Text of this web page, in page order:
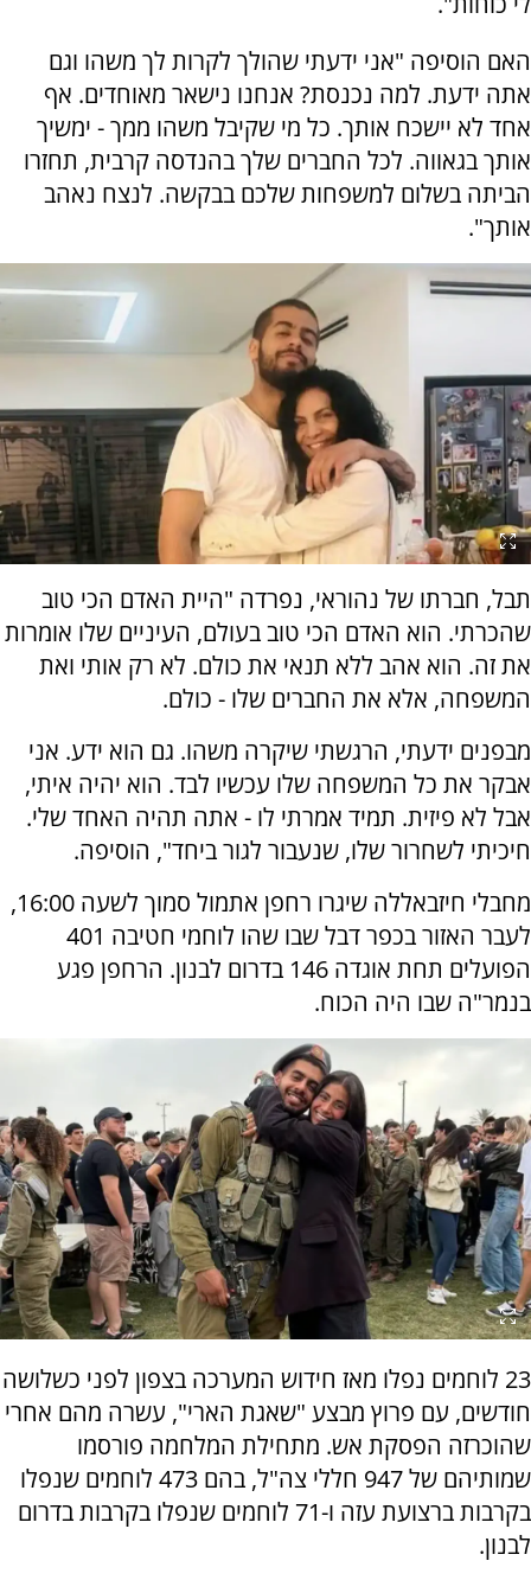
האם הוסיפה "אני ידעתי שהולך לקרות לך משהו וגם
אתה ידעת. למה נכנסת? אנחנו נישאר מאוחדים. אף
אחד לא יישכח אותך. כל מי שקיבל משהו ממך - ימשיך
אותך בגאווה. לכל החברים שלך בהנדסה קרבית, תחזרו
הביתה בשלום למשפחות שלכם בבקשה. לנצח נאהב
אותך".
תבל, חברתו של נהוראי, נפרדה "היית האדם הכי טוב
שהכרתי. הוא האדם הכי טוב בעולם, העיניים שלו אומרות
את זה. הוא אהב ללא תנאי את כולם. לא רק אותי ואת
המשפחה, אלא את החברים שלו - כולם.
מבפנים ידעתי, הרגשתי שיקרה משהו. גם הוא ידע. אני
אבקר את כל המשפחה שלו עכשיו לבד. הוא יהיה איתי,
אבל לא פיזית. תמיד אמרתי לו - אתה תהיה האחד שלי.
חיכיתי לשחרור שלו, שנעבור לגור ביחד", הוסיפה.
מחבלי חיזבאללה שיגרו רחפן אתמול סמוך לשעה 16:00,
לעבר האזור בכפר דבל שבו שהו לוחמי חטיבה 401
הפועלים תחת אוגדה 146 בדרום לבנון. הרחפן פגע
בנמר"ה שבו היה הכוח.
23 לוחמים נפלו מאז חידוש המערכה בצפון לפני כשלושה
חודשים, עם פרוץ מבצע "שאגת הארי", עשרה מהם אחרי
שהוכרזה הפסקת אש. מתחילת המלחמה פורסמו
שמותיהם של 947 חללי צה"ל, בהם 473 לוחמים שנפלו
בקרבות ברצועת עזה ו-71 לוחמים שנפלו בקרבות בדרום
לבנון.